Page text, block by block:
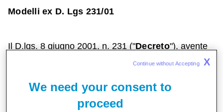
Modelli ex D. Lgs 231/01
Il D.lgs. 8 giugno 2001, n. 231 ("Decreto"), avente
ad oggetto la "Disciplina della responsabilità
delle società e delle associazioni anche prive di
personalità giuridica" ha introdotto nell'ordinamento
We need your consent to
proceed
Continue without Accepting X